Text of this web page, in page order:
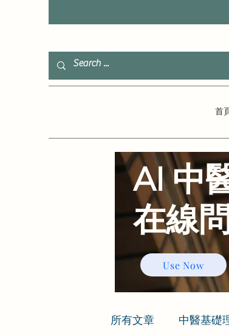
首
所有文章 中醫基礎
Use Now
AI 中
在線